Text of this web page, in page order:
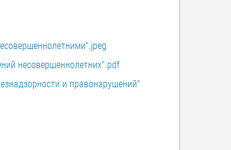
несовершеннолетних".pdf
и правонарушений"